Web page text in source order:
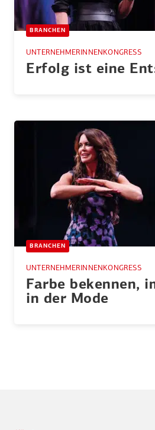
BRANCHEN
UNTERNEHMERINNENKONGRESS
Erfolg ist eine
BRANCHEN
UNTERNEHMERINNENKONGRESS
Farbe bekennen,
in der Mode